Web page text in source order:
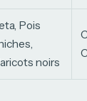
Pois
noirs